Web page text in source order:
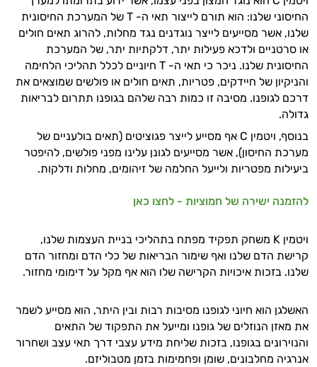
החיסוני שלנו: הוא תורם לייצור תאי ה- T של המערכת החיסונית
שלנו, אשר מסייעים לייצר נוגדנים נגד מחלות, להרוג תאים חולים
או סרטניים ולדכא פעילות יתר, דלקתיות יתר, של המערכת
החיסונית שלנו. ניכר כי תאי ה- T חיוניים לכלל תהליכי הלחימה
והניקיון של חיידקים, פטריות, תאים חולים או פולשים שמוצאים את
דרכם לגופנו. מסיבה זו כמות רבה שלהם בגופנו תתרום לבריאות
גדולה.
בנוסף, ויטמין C אף מסייע לייצר פגוציטים (תאים בולעניים של
מערכת החיסון), אשר מסייעים לגונן עלינו מפני פולשים, להיפטר
ביעילות מפטריות ולייעל החלמה של זיהומים, מחלות ודלקות.
להזמנה ישירה של חמוציות - לחצו כאן
ויטמין K משחק תפקיד מפתח בתהליכי בניית העצמות שלנו,
קרישת הדם שלנו ואף שימור הבריאות של כלי הדם ומחזור הדם
שלנו. בזכות איכויות הקרישה שלו הוא אף מקל על דימומי מחזור.
האשלגן הוא חיוני לגופנו מסיבות רבות ובין היתר, הוא מסייע לשמר
את מאזן הנוזלים של גופנו ומייעל את התפקוד של התאים
והנוירונים בגופנו, בזכות שליחת מידע עצבי דרך תאי עצב ושחרור
אנרגיה מחלבונים, שומן ופחמימות בזמן מטבוליזם.